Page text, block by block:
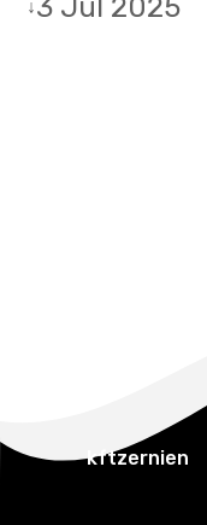
↓3 Jul 2025
kftzernien